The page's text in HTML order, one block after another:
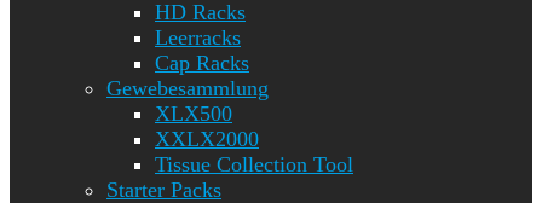
HD Racks
Leerracks
Cap Racks
Gewebesammlung
XLX500
XXLX2000
Tissue Collection Tool
Starter Packs